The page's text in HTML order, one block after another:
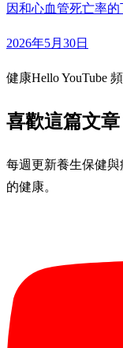
因和心血管死亡率的
2026年5月30日
健康Hello YouTube
喜歡這篇文
每週更新養生保健
的健康。